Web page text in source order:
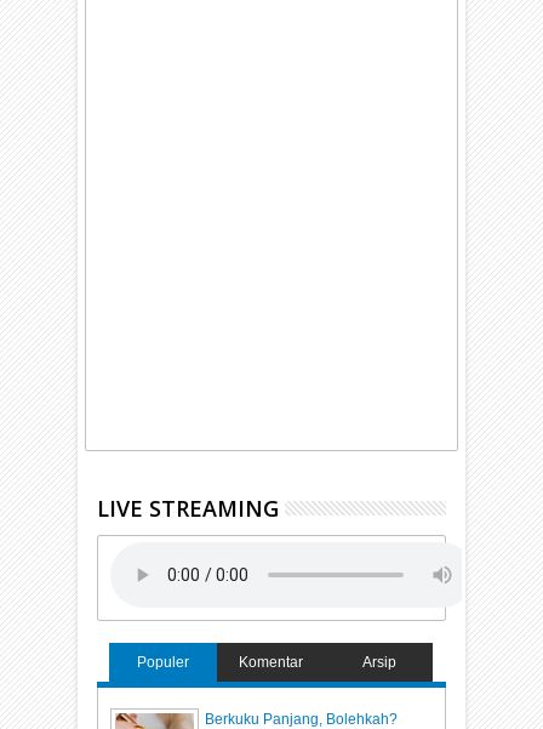
LIVE STREAMING
Populer Komentar Arsip
Berkuku Panjang, Bolehkah?